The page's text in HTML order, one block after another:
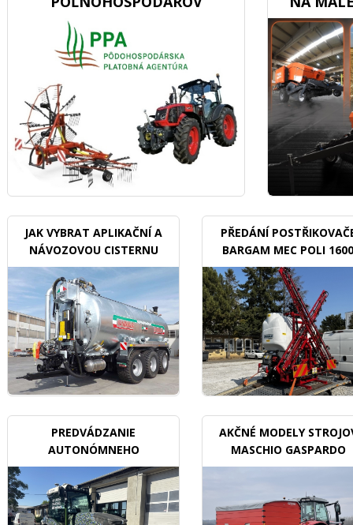
JAK VYBRAT APLIKAČNÍ A
NÁVOZOVOU CISTERNU
PŘEDÁNÍ
BARGAM MEC POLI 1600
BDX
PREDVÁDZANIE
AUTONÓMNEHO
TRAKTORU V SADOCH
AKČNÉ MODELY
MASCHIO GASPARDO